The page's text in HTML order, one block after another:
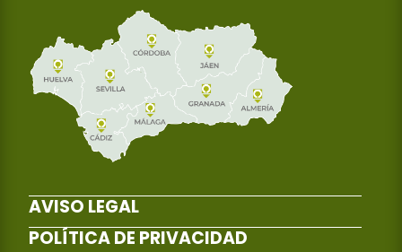
AVISO LEGAL
POLÍTICA DE PRIVACIDAD